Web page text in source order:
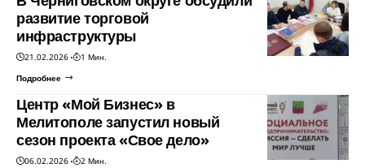
развитие торговой
инфраструктуры
21.02.2026
1 Мин.
Подробнее
Центр «Мой Бизнес» в
Мелитополе запустил новый
сезон проекта «Свое дело»
06.02.2026
2 Мин.